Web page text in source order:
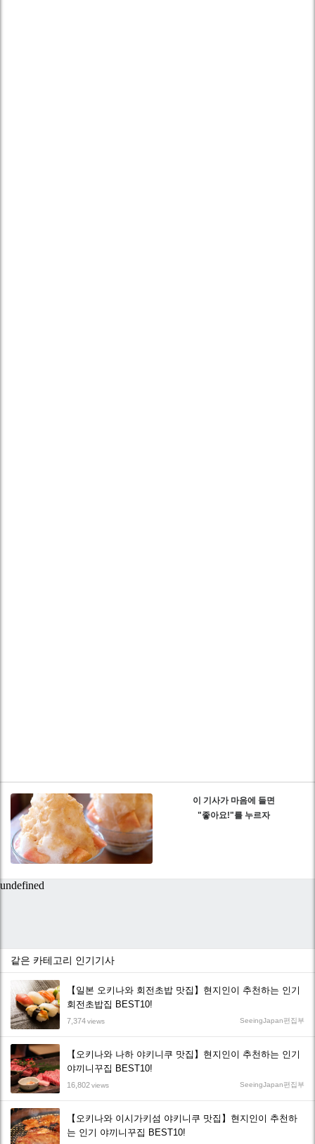
이 기사가 마음에 들면
"좋아요!"를 누르자
같은 카테고리 인기기사
【일본 오키나와 회전초밥 맛집】현지인이 추천하는 인기
회전초밥집 BEST10!
7,374views SeeingJapan편집부
【오키나와 나하 야키니쿠 맛집】현지인이 추천하는 인기
야끼니꾸집 BEST10!
16,802views SeeingJapan편집부
【오키나와 이시가키섬 야키니쿠 맛집】현지인이 추천하
는 인기 야끼니꾸집 BEST10!